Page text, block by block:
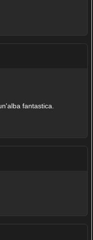
fantastica.